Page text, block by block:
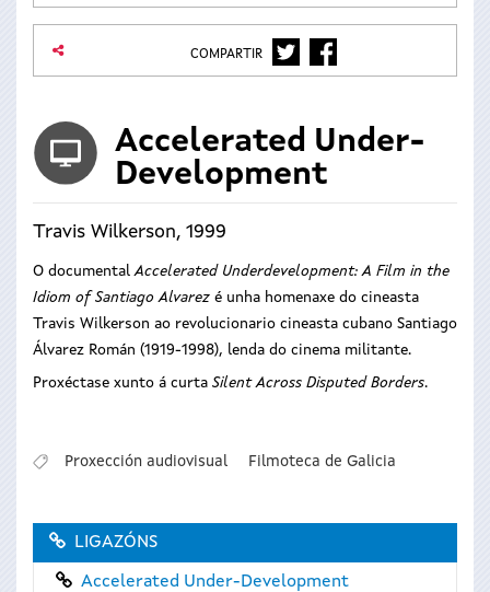
COMPARTIR TWITTERFACEBOOK
Accelerated Under-
Development
Travis Wilkerson, 1999
O documental Accelerated Underdevelopment: A Film in the
Idiom of Santiago Alvarez é unha homenaxe do cineasta
Travis Wilkerson ao revolucionario cineasta cubano Santiago
Álvarez Román (1919-1998), lenda do cinema militante.
Proxéctase xunto á curta Silent Across Disputed Borders.
Proxección audiovisual Filmoteca de Galicia
LIGAZÓNS
Accelerated Under-Development